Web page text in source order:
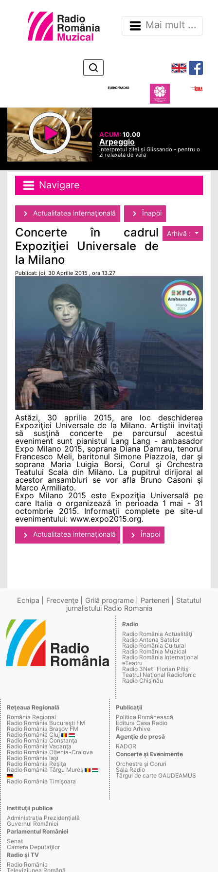
Mai mult ...
ACUM:10.00
Arpeggio
Interpretul zilei și Glissando - pentru o
zi relaxată de vară
Navigare
Actualitatea internaţională Înapoi
Arhivă :
Concerte în cadrul
Expoziţiei Universale de
la Milano
Publicat: joi, 30 Aprilie 2015 , ora 13.27
Astăzi, 30 aprilie 2015, are loc deschiderea
Expoziţiei Universale de la Milano. Artiştii invitaţi
să susţină concerte pe parcursul acestui
eveniment sunt pianistul Lang Lang - ambasador
Expo Milano 2015, soprana Diana Damrau, tenorul
Francesco Meli, baritonul Simone Piazzola, dar şi
soprana Maria Luigia Borsi, Corul şi Orchestra
Teatului Scala din Milano. La pupitrul dirijoral al
acestor ansambluri se vor afla Bruno Casoni şi
Marco Armiliato.
Expo Milano 2015 este Expoziţia Universală pe
care Italia o organizează în perioada 1 mai - 31
octombrie 2015. Informaţii complete pe site-ul
evenimentului: www.expo2015.org.
Actualitatea internaţională Înapoi
Echipa Frecvenţe Grilă programe Parteneri
Statutul
jurnalistului Radio Romania
Radio
Radio România Actualităţi
Radio Antena Satelor
Radio România Cultural
Radio România Muzical
Radio România Internaţional
eTeatru
Radio 3Net "Florian Pitiş"
Teatrul Naţional Radiofonic
Radio Chişinău
Reţeaua Regională
România Regional
Radio România Bucureşti FM
Radio România Braşov FM
Radio România Cluj
Radio România Constanţa
Radio România Vacanţa
Radio România Oltenia-Craiova
Radio România Iaşi
Radio România Reşiţa
Radio România Târgu Mureş
Radio România Timişoara
Publicaţii
Politica Românească
Editura Casa Radio
Radio Arhive
Agenţie de presă
RADOR
Concerte şi Evenimente
Orchestre şi Coruri
Sala Radio
Târgul de carte GAUDEAMUS
Instituţii publice
Administraţia Prezidenţială
Guvernul României
Parlamentul României
Senat
Camera Deputaţilor
Radio şi TV
Radio România
Televiziunea Română